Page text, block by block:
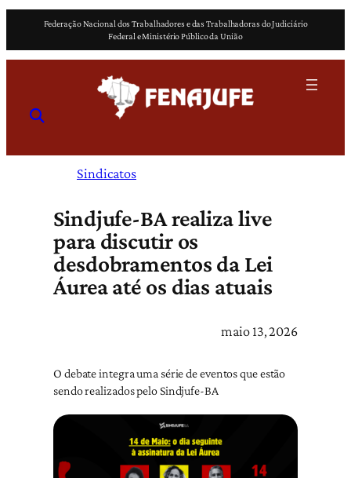
o
Federação Nacional dos Trabalhadores e das Trabalhadoras do Judiciário
Federal e Ministério Público da União
Sindicatos
Sindjufe-BA realiza live
para discutir os
desdobramentos da Lei
Áurea até os dias atuais
maio 13, 2026
O debate integra uma série de eventos que estão
sendo realizados pelo Sindjufe-BA